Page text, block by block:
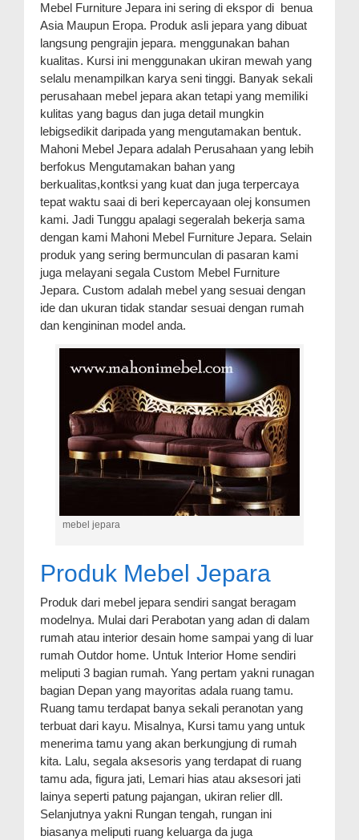
Mebel Furniture Jepara ini sering di ekspor di benua
Asia Maupun Eropa. Produk asli jepara yang dibuat
langsung pengrajin jepara. menggunakan bahan
kualitas. Kursi ini menggunakan ukiran mewah yang
selalu menampilkan karya seni tinggi. Banyak sekali
perusahaan mebel jepara akan tetapi yang memiliki
kulitas yang bagus dan juga detail mungkin
lebigsedikit daripada yang mengutamakan bentuk.
Mahoni Mebel Jepara adalah Perusahaan yang lebih
berfokus Mengutamakan bahan yang
berkualitas,kontksi yang kuat dan juga terpercaya
tepat waktu saai di beri kepercayaan olej konsumen
kami. Jadi Tunggu apalagi segeralah bekerja sama
dengan kami Mahoni Mebel Furniture Jepara. Selain
produk yang sering bermunculan di pasaran kami
juga melayani segala Custom Mebel Furniture
Jepara. Custom adalah mebel yang sesuai dengan
ide dan ukuran tidak standar sesuai dengan rumah
dan kengininan model anda.
mebel jepara
Produk Mebel Jepara
Produk dari mebel jepara sendiri sangat beragam
modelnya. Mulai dari Perabotan yang adan di dalam
rumah atau interior desain home sampai yang di luar
rumah Outdor home. Untuk Interior Home sendiri
meliputi 3 bagian rumah. Yang pertam yakni runagan
bagian Depan yang mayoritas adala ruang tamu.
Ruang tamu terdapat banya sekali peranotan yang
terbuat dari kayu. Misalnya, Kursi tamu yang untuk
menerima tamu yang akan berkungjung di rumah
kita. Lalu, segala aksesoris yang terdapat di ruang
tamu ada, figura jati, Lemari hias atau aksesori jati
lainya seperti patung pajangan, ukiran relier dll.
Selanjutnya yakni Rungan tengah, rungan ini
biasanya meliputi ruang keluarga da juga